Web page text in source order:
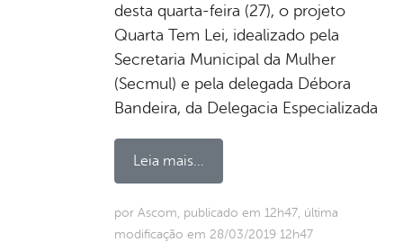
desta quarta-feira (27), o projeto
Quarta Tem Lei, idealizado pela
Secretaria Municipal da Mulher
(Secmul) e pela delegada Débora
Bandeira, da Delegacia Especializada
Leia mais...
por Ascom, publicado em 12h47, última
modificação em 28/03/2019 12h47